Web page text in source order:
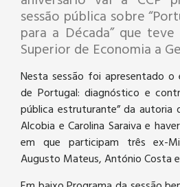
sessão pública sobre
para a Década” que
Superior de Economia a
Nesta sessão foi apresentado o
de Portugal: diagnóstico e
pública estruturante” da autoria
Alcobia e Carolina Saraiva e
em que participam três ex-
Augusto Mateus, António Costa e